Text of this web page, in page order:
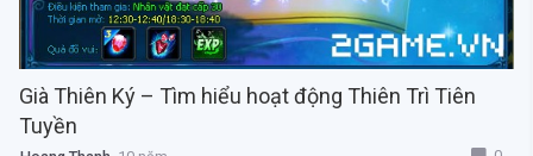
Già Thiên Ký – Tìm hiểu hoạt động Thiên Trì Tiên
Tuyền